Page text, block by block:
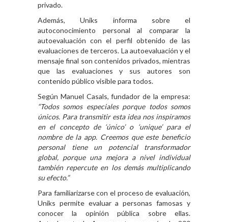
privado.
Además, Uniks informa sobre el
autoconocimiento personal al comparar la
autoevaluación con el perfil obtenido de las
evaluaciones de terceros. La autoevaluación y el
mensaje final son contenidos privados, mientras
que las evaluaciones y sus autores son
contenido público visible para todos.
Según Manuel Casals, fundador de la empresa:
“Todos somos especiales porque todos somos
únicos. Para transmitir esta idea nos inspiramos
en el concepto de ‘único’ o ‘unique’ para el
nombre de la app. Creemos que este beneficio
personal tiene un potencial transformador
global, porque una mejora a nivel individual
también repercute en los demás multiplicando
su efecto.”
Para familiarizarse con el proceso de evaluación,
Uniks permite evaluar a personas famosas y
conocer la opinión pública sobre ellas.